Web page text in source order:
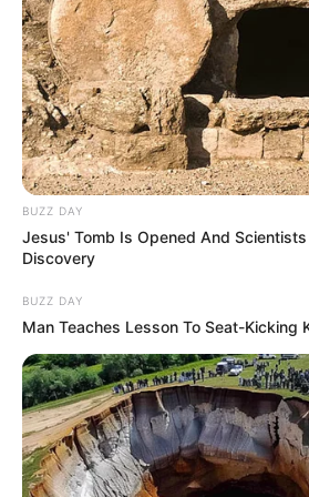
Imádta a gyerekeit, kislányával,
lánya szerelem volt köztük, ő
minden nap az óvodába,
mindene!
Újév első napján még beszélt a
neki mondta, hogy utána engem
vártam. De gondoltam, hogy
darabig nem aggódtunk Ivettel.
De amikor még mindig
jelzett a telefonja negyedikén,
kocsival a lakásához, Ivett
is volt ott, a szomszédok
BUZZ DAY
Jesus' Tomb Is Opened And
Discovery
BUZZ DAY
Man Teaches Lesson To Seat-Kicking